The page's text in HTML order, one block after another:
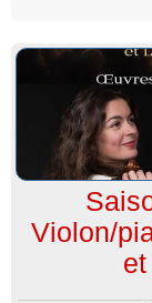
Violon/